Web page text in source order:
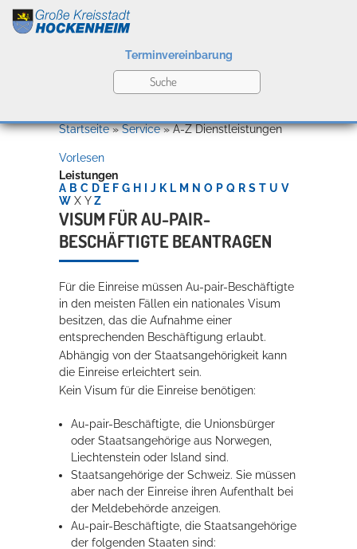
Kultur
Bildung
Wirtschaft
Rathaus
Service
Terminvereinbarung
Konzerte, Tagungen und vieles mehr
Die Stadthalle Hockenheim bietet den perfekten Standort für Events
Startseite»Service»A-Z Dienstleistungen
Vorlesen
Leistungen
A B C D E F G H J K L M N O P Q R S T U V
W X Y Z
VISUM FÜR AU-PAIR-
BESCHÄFTIGTE BEANTRAGEN
Für die Einreise müssen Au-pair-Beschäftigte
in den meisten Fällen ein nationales Visum
besitzen, das die Aufnahme einer
entsprechenden Beschäftigung erlaubt.
Abhängig von der Staatsangehörigkeit kann
die Einreise erleichtert sein.
Kein Visum für die Einreise benötigen:
Au-pair-Beschäftigte, die Unionsbürger
oder Staatsangehörige aus Norwegen,
Liechtenstein oder Island sind.
Staatsangehörige der Schweiz.Sie müssen
aber nach der Einreise ihren Aufenthalt bei
der Meldebehörde anzeigen.
Au-pair-Beschäftigte, die Staatsangehörige
der folgenden Staaten sind: